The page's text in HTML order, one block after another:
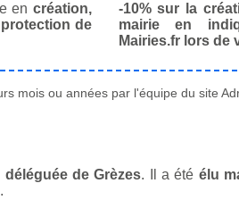
en création,
de
-10% sur la
mairie en
Mairies.fr lors de
mois ou années par l'équipe du site
de Grèzes. Il a été élu